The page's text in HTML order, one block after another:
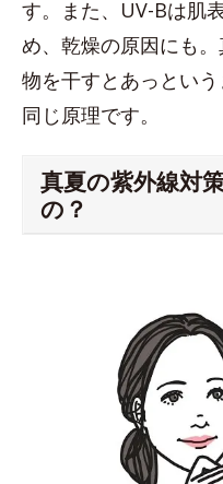
す。また、UV-Bは肌
め、乾燥の原因にも
物を干すとあっとい
同じ原理です。
真夏の紫外線対
の？